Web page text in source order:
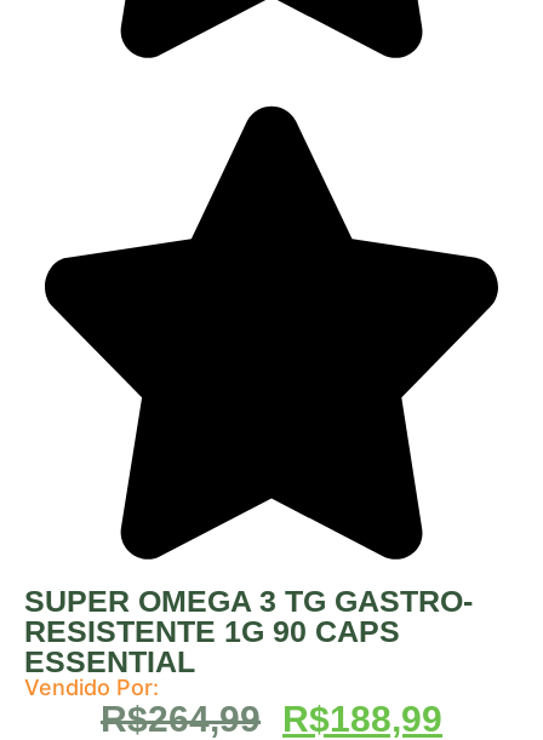
SUPER OMEGA 3 TG GASTRO-
RESISTENTE 1G 90 CAPS
ESSENTIAL
Vendido Por:
R$264,99 R$188,99